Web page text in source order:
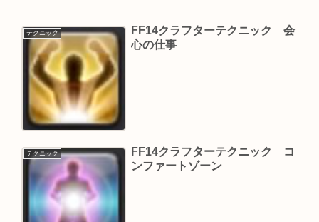
テクニック
FF14クラフターテクニック 会
心の仕事
テクニック
FF14クラフターテクニック コ
ンファートゾーン